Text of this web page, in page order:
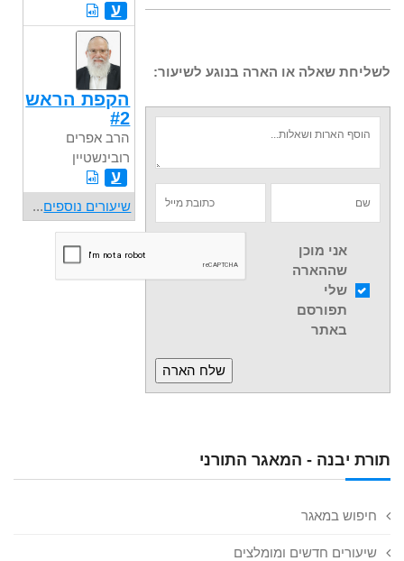
תורת יבנה - המאגר התורני
חיפוש במאגר
שיעורים חדשים ומומלצים
לשליחת שאלה או הארה בנוגע לשיעור:
אני מוכן
שההארה
שלי
תפורסם
באתר
ע
הקפת הראש
#2
הרב אפרים
רובינשטיין
ע
שיעורים נוספים...